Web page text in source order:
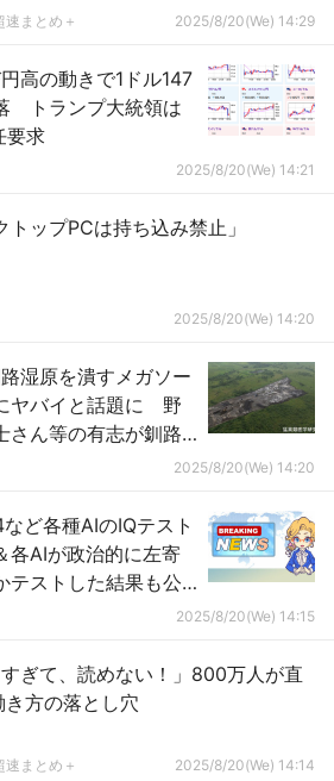
速まとめ＋ 2025/8/20(We) 14:29
高の動きで1ドル147
トランプ大統領は
要求
2025/8/20(We) 14:21
ップPCは持ち込み禁止」
2025/8/20(We) 14:20
湿原を潰すメガソー
ヤバイと話題に 野
さん等の有志が釧路
凸へ
2025/8/20(We) 14:20
ど各種AIのIQテスト
各AIが政治的に左寄
テストした結果も公
2025/8/20(We) 14:15
すぎて、読めない！」800万人が直
き方の落とし穴
速まとめ＋ 2025/8/20(We) 14:14